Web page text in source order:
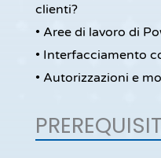
clienti?
• Aree di lavoro di
• Interfacciamento
• Autorizzazioni e